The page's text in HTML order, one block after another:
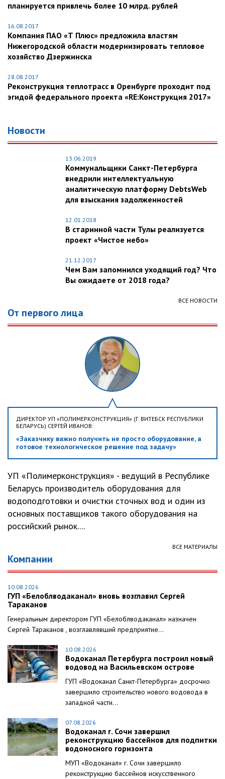
планируется привлечь более 10 млрд. рублей
16.08.2017
Компания ПАО «Т Плюс» предложила властям
Нижегородской области модернизировать тепловое
хозяйство Дзержинска
28.08.2017
Реконструкция теплотрасс в Оренбурге проходит под
эгидой федерального проекта «RE:Конструкция 2017»
Новости
13.06.2019
Коммунальщики Санкт-Петербурга
внедрили интеллектуальную
аналитическую платформу DebtsWeb
для взыскания задолженностей
12.01.2018
В старинной части Тулы реализуется
проект «Чистое небо»
21.12.2017
Чем Вам запомнился уходящий год? Что
Вы ожидаете от 2018 года?
ВСЕ НОВОСТИ
От первого лица
ДИРЕКТОР УП «ПОЛИМЕРКОНСТРУКЦИЯ» (Г. ВИТЕБСК РЕСПУБЛИКИ
БЕЛАРУСЬ) СЕРГЕЙ ИВАНОВ:
«Заказчику важно получить не просто оборудование, а
готовое технологическое решение под задачу»
УП «Полимерконструкция» - ведущий в Республике
Беларусь производитель оборудования для
водоподготовки и очистки сточных вод и один из
основных поставщиков такого оборудования на
российский рынок....
ВСЕ МАТЕРИАЛЫ
Компании
10.08.2026
ГУП «Белоблводаканал» вновь возглавил Сергей
Тараканов
Генеральным директором ГУП «Белоблводаканал» назначен
Сергей Тараканов , возглавлявший предприятие...
10.08.2026
Водоканал Петербурга построил новый
водовод на Васильевском острове
ГУП «Водоканал Санкт-Петербурга» досрочно
завершило строительство нового водовода в
западной части...
07.08.2026
Водоканал г. Сочи завершил
реконструкцию бассейнов для подпитки
водоносного горизонта
МУП «Водоканал» г. Сочи завершило
реконструкцию бассейнов искусственного